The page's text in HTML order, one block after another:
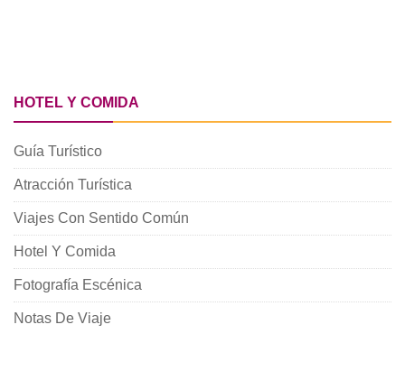
HOTEL Y COMIDA
Guía Turístico
Atracción Turística
Viajes Con Sentido Común
Hotel Y Comida
Fotografía Escénica
Notas De Viaje